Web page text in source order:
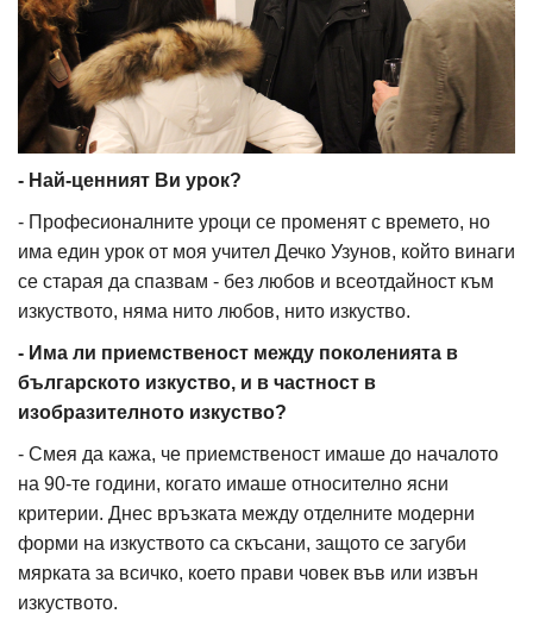
- Най-ценният Ви урок?
- Професионалните уроци се променят с времето, но
има един урок от моя учител Дечко Узунов, който винаги
се старая да спазвам - без любов и всеотдайност към
изкуството, няма нито любов, нито изкуство.
- Има ли приемственост между поколенията в
българското изкуство, и в частност в
изобразителното изкуство?
- Смея да кажа, че приемственост имаше до началото
на 90-те години, когато имаше относително ясни
критерии. Днес връзката между отделните модерни
форми на изкуството са скъсани, защото се загуби
мярката за всичко, което прави човек във или извън
изкуството.